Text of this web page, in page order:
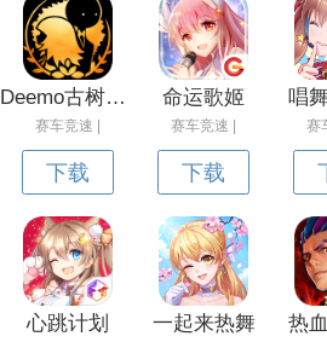
Deemo古树旋律
赛车竞速 |
下载
命运歌姬
赛车竞速 |
下载
唱
赛
心跳计划 一起来热舞 热